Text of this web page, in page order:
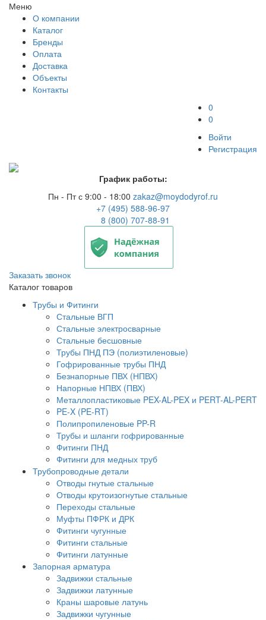
Меню
О компании
Каталог
Бренды
Оплата
Доставка
Объекты
Контакты
0
0
Войти
Регистрация
График работы:
Пн - Пт с 9:00 - 18:00 zakaz@moydodyrof.ru
+7 (495) 588-96-97
8 (800) 707-88-91
Заказать звонок
Каталог товаров
Трубы и Фитинги
Стальные ВГП
Стальные электросварные
Стальные бесшовные
Трубы ПНД ПЭ (полиэтиленовые)
Гофрированные трубы ПНД
Безнапорные ПВХ (НПВХ)
Напорные НПВХ (ПВХ)
Металлопластиковые PEX-AL-PEX и PERT-AL-PERT
PE-X (PE-RT)
Полипропиленовые PP-R
Трубы и шланги гофрированные
Фитинги ПНД
Фитинги для медных труб
Трубопроводные детали
Отводы гнутые стальные
Отводы крутоизогнутые стальные
Переходы стальные
Муфты ПФРК и ДРК
Фитинги чугунные
Фитинги стальные
Фитинги латунные
Запорная арматура
Задвижки стальные
Задвижки латунные
Краны шаровые латунь
Задвижки чугунные